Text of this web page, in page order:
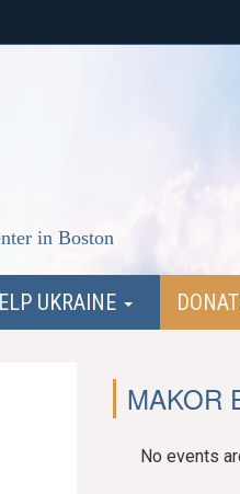
in Boston
UKRAINE
MAKOR
No events